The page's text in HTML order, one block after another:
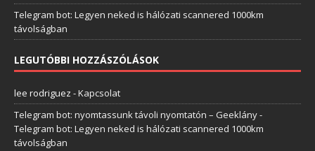
Telegram bot: Legyen neked is hálózati scannered 1000km
távolságban
LEGUTÓBBI HOZZÁSZÓLÁSOK
lee rodriguez -Kapcsolat
Telegram bot: nyomtassunk távoli nyomtatón – Geeklány-
Telegram bot: Legyen neked is hálózati scannered 1000km
távolságban